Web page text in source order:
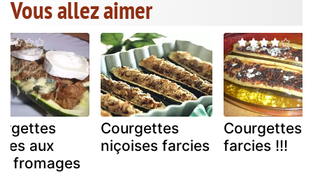
Vous allez aimer
aux
fromages
Courgettes
niçoises farcies
Courgettes
farcies !!!